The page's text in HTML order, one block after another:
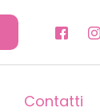
Contatti